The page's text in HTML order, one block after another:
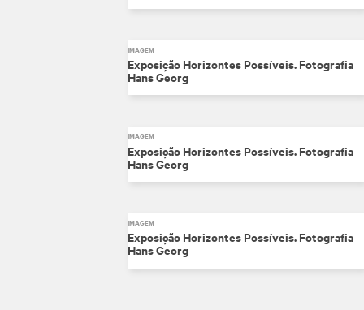
IMAGEM
Exposição Horizontes Possíveis. Fotografia
Hans Georg
IMAGEM
Exposição Horizontes Possíveis. Fotografia
Hans Georg
IMAGEM
Exposição Horizontes Possíveis. Fotografia
Hans Georg